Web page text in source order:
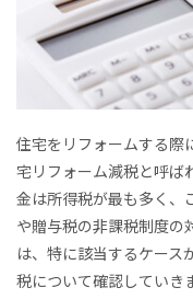
住宅をリフォームする際
宅リフォーム減税と呼ば
金は所得税が最も多く、
や贈与税の非課税制度の
は、特に該当するケース
税について確認していき